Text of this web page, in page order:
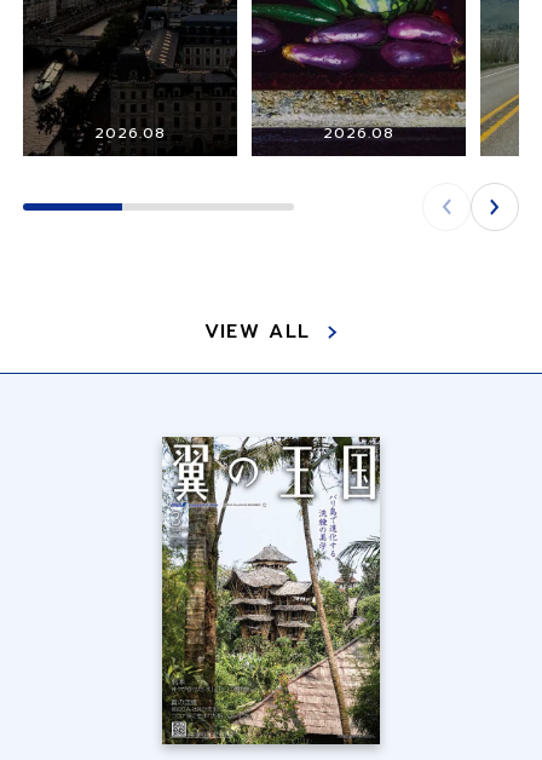
2026.08 2026.08
VIEW ALL